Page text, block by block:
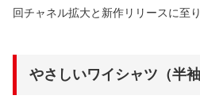
回チャネル拡大と新作リリースに至り
やさしいワイシャツ（半